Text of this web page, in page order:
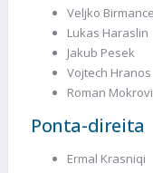
Veljko
Lukas Haraslin
Jakub Pesek
Vojtech Hranos
Roman
Ponta-direita
Ermal Krasniqi